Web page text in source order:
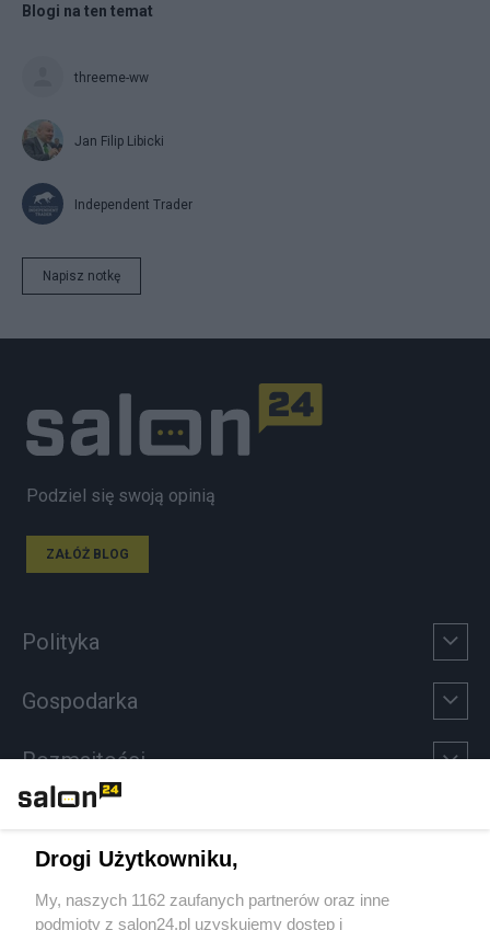
Blogi na ten temat
threeme-ww
Jan Filip Libicki
Independent Trader
Napisz notkę
Podziel się swoją opinią
ZAŁÓŻ BLOG
Polityka
Gospodarka
Rozmaitości
Sport
Drogi Użytkowniku,
My, naszych 1162 zaufanych partnerów oraz inne
podmioty z salon24.pl uzyskujemy dostęp i